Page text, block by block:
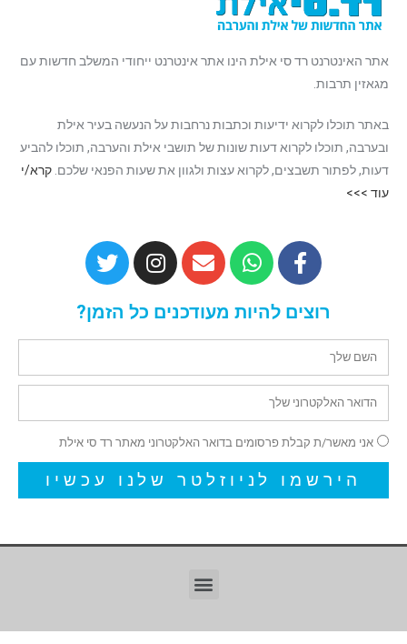
אתר האינטרנט רד סי אילת הינו אתר אינטרנט ייחודי המשלב חדשות עם
מגאזין תרבות.
באתר תוכלו לקרוא ידיעות וכתבות נרחבות על הנעשה בעיר אילת
ובערבה, תוכלו לקרוא דעות שונות של תושבי אילת והערבה, תוכלו להביע
דעות, לפתור תשבצים, לקרוא עצות ולגוון את שעות הפנאי שלכם. קרא/י
עוד >>>
רוצים להיות מעודכנים כל הזמן?
אני מאשר/ת קבלת פרסומים בדואר האלקטרוני מאתר רד סי אילת
הירשמו לניוזלטר שלנו עכשיו